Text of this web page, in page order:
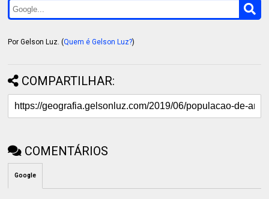
Por Gelson Luz. (Quem é Gelson Luz?)
COMPARTILHAR:
COMENTÁRIOS
Google